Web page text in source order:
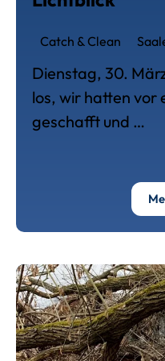
Catch & Clean
Dienstag, 30.
los, wir hatten vor
geschafft und …